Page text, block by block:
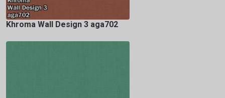
Khroma Wall Design 3 aga702